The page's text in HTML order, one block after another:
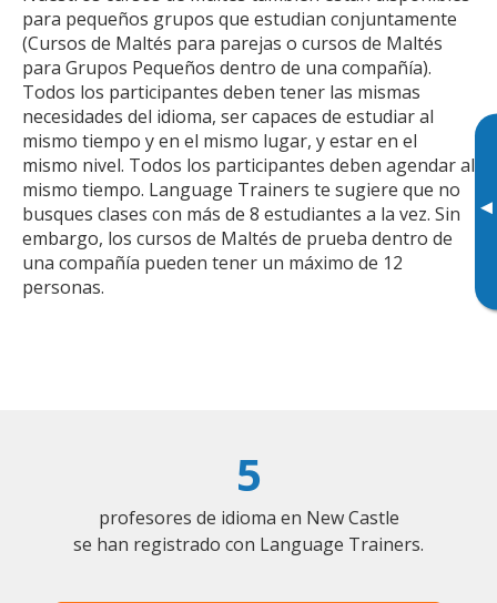
▸
para pequeños grupos que estudian conjuntamente
(Cursos de Maltés para parejas o cursos de Maltés
para Grupos Pequeños dentro de una compañía).
Todos los participantes deben tener las mismas
necesidades del idioma, ser capaces de estudiar al
mismo tiempo y en el mismo lugar, y estar en el
mismo nivel. Todos los participantes deben agendar al
mismo tiempo. Language Trainers te sugiere que no
busques clases con más de 8 estudiantes a la vez. Sin
embargo, los cursos de Maltés de prueba dentro de
una compañía pueden tener un máximo de 12
personas.
5
profesores de idioma en New Castle
se han registrado con Language Trainers.